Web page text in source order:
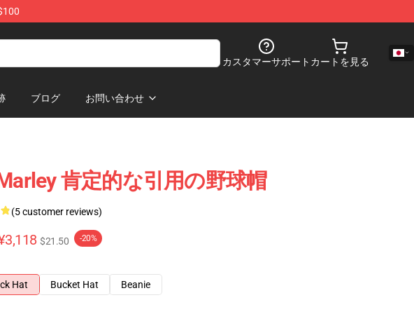
カスタマーサポート カートを見る
ブログ お問い合わせ
肯定的な引用の野球帽
(5 customer reviews)
$21.50 -20%
Hat
Bucket Hat
Beanie